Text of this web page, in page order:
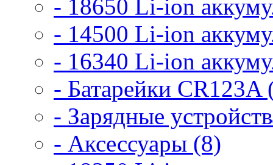
- 18650 Li-ion
- 14500 Li-ion
- 16340 Li-ion
- Батарейки CR123A
- Зарядные
- Аксессуары (8)